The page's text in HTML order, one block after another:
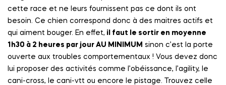
cette race et ne leurs fournissent pas ce dont ils ont
besoin. Ce chien correspond donc à des maitres actifs et
qui aiment bouger. En effet, il faut le sortir en moyenne
1h30 à 2 heures par jour AU MINIMUM sinon c’est la porte
ouverte aux troubles comportementaux ! Vous devez donc
lui proposer des activités comme l’obéissance, l’agility, le
cani-cross, le cani-vtt ou encore le pistage. Trouvez celle